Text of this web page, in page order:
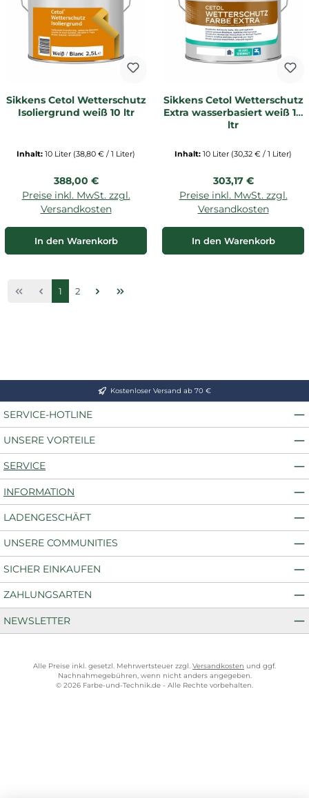
Sikkens Cetol Wetterschutz
Isoliergrund weiß 10 ltr
Inhalt: 10 Liter (38,80 € / 1 Liter)
Regulärer Preis:
388,00 €
Preise inkl. MwSt. zzgl.
Versandkosten
In den Warenkorb
Sikkens Cetol Wetterschutz
Extra wasserbasiert weiß 10
ltr
Inhalt: 10 Liter (30,32 € / 1 Liter)
Regulärer Preis:
303,17 €
Preise inkl. MwSt. zzgl.
Versandkosten
In den Warenkorb
Seite
1 Seite
2
Kostenloser Versand ab 70 €
SERVICE-HOTLINE
UNSERE VORTEILE
SERVICE
INFORMATION
LADENGESCHÄFT
UNSERE COMMUNITIES
SICHER EINKAUFEN
ZAHLUNGSARTEN
NEWSLETTER
Alle Preise inkl. gesetzl. Mehrwertsteuer zzgl. Versandkosten und ggf.
Nachnahmegebühren, wenn nicht anders angegeben.
© 2026 Farbe-und-Technik.de - Alle Rechte vorbehalten.